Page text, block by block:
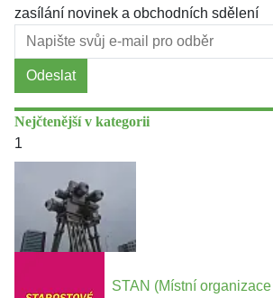
zasílání novinek a obchodních sdělení
Odeslat
Nejčtenější v kategorii
1
STAN (Místní organizace